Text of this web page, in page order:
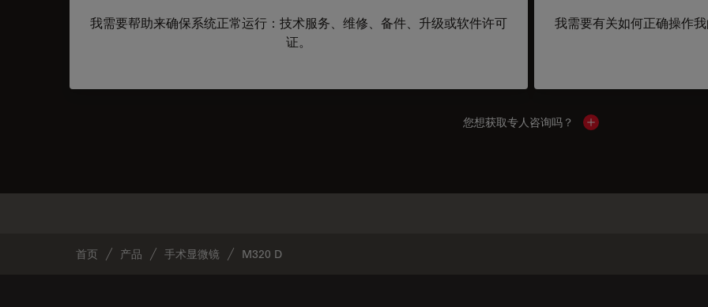
我需要帮助来确保系统正常运行：技术服务、维修、备件、升级或软件许可
证。
我需要有关如何正确操作
您想获取专人咨询吗？ Show local contacts
首页 产品 手术显微镜 M320 D